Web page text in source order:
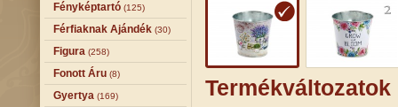
Fényképtartó (125)
Férfiaknak Ajándék (30)
Figura (258)
Fonott Áru (8)
Gyertya (169) Termékváltozatok